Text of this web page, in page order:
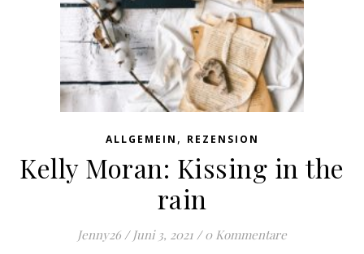
ALLGEMEIN , REZENSION
Kelly Moran: Kissing in the
rain
Jenny26 / Juni 3, 2021 / 0 Kommentare